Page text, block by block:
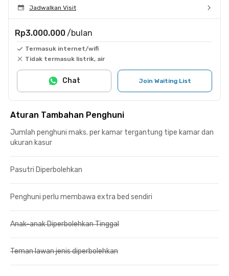
Jadwalkan Visit
Rp3.000.000 /bulan
Termasuk internet/wifi
Tidak termasuk listrik, air
Join Waiting List
Chat
Aturan Tambahan Penghuni
Jumlah penghuni maks. per kamar tergantung tipe kamar dan
ukuran kasur
Pasutri Diperbolehkan
Penghuni perlu membawa extra bed sendiri
Anak-anak Diperbolehkan Tinggal
Teman lawan jenis diperbolehkan